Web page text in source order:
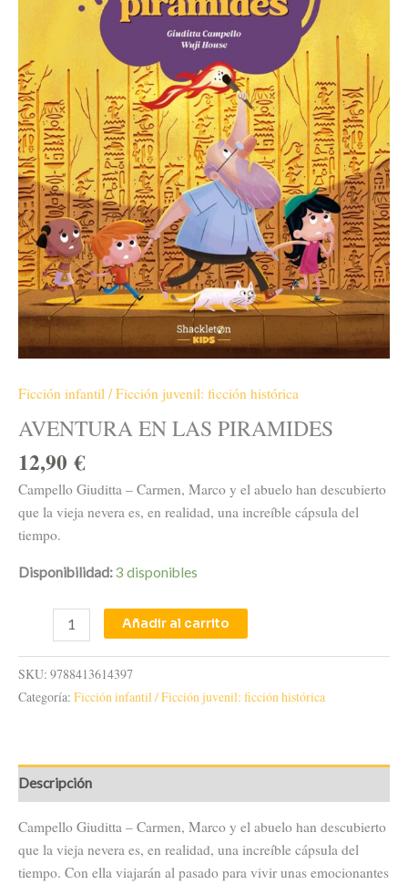
Ficción infantil / Ficción juvenil: ficción histórica
AVENTURA EN LAS PIRAMIDES
12,90€
Campello Giuditta – Carmen, Marco y el abuelo han descubierto
que la vieja nevera es, en realidad, una increíble cápsula del
tiempo.
Disponibilidad:3 disponibles
Añadir al carrito
SKU: 9788413614397
Categoría: Ficción infantil / Ficción juvenil: ficción histórica
Descripción
Campello Giuditta – Carmen, Marco y el abuelo han descubierto
que la vieja nevera es, en realidad, una increíble cápsula del
tiempo. Con ella viajarán al pasado para vivir unas emocionantes